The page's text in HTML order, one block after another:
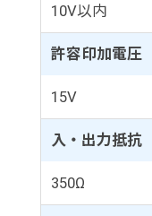
10V以内
許容印加電圧
15V
入・出力抵抗
350Ω